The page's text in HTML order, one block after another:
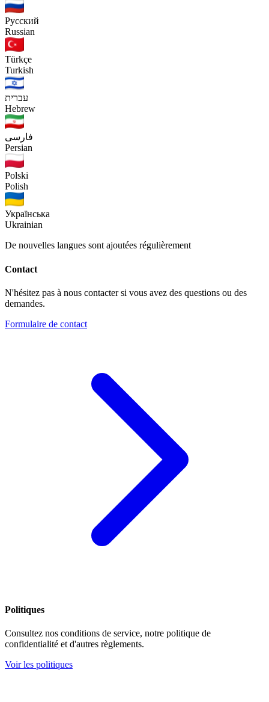
Русский
Russian
Türkçe
Turkish
עברית
Hebrew
فارسی
Persian
Polski
Polish
Українська
Ukrainian
De nouvelles langues sont ajoutées régulièrement
Contact
N'hésitez pas à nous contacter si vous avez des questions ou des
demandes.
Formulaire de contact
Politiques
Consultez nos conditions de service, notre politique de
confidentialité et d'autres règlements.
Voir les politiques